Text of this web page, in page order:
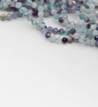
o bardziej subtelnym